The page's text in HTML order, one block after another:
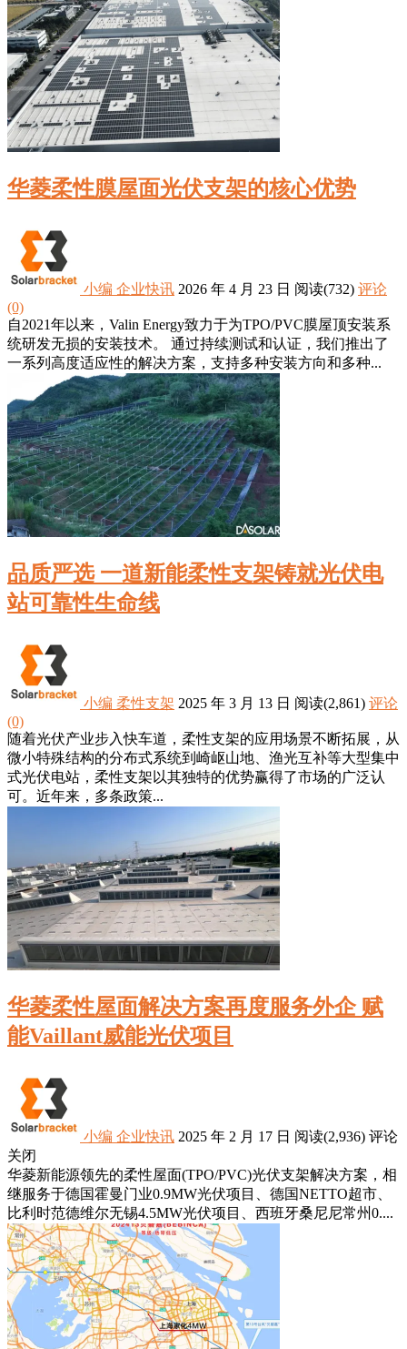
华菱柔性膜屋面光伏支架的核心优势
小编 企业快讯 2026 年 4 月 23 日 阅读(732) 评论
(0)
自2021年以来，Valin Energy致力于为TPO/PVC膜屋顶安装系
统研发无损的安装技术。 通过持续测试和认证，我们推出了
一系列高度适应性的解决方案，支持多种安装方向和多种...
品质严选 一道新能柔性支架铸就光伏电
站可靠性生命线
小编 柔性支架 2025 年 3 月 13 日 阅读(2,861) 评论
(0)
随着光伏产业步入快车道，柔性支架的应用场景不断拓展，从
微小特殊结构的分布式系统到崎岖山地、渔光互补等大型集中
式光伏电站，柔性支架以其独特的优势赢得了市场的广泛认
可。近年来，多条政策...
华菱柔性屋面解决方案再度服务外企 赋
能Vaillant威能光伏项目
小编 企业快讯 2025 年 2 月 17 日 阅读(2,936) 评论
关闭
华菱新能源领先的柔性屋面(TPO/PVC)光伏支架解决方案，相
继服务于德国霍曼门业0.9MW光伏项目、德国NETTO超市、
比利时范德维尔无锡4.5MW光伏项目、西班牙桑尼尼常州0....